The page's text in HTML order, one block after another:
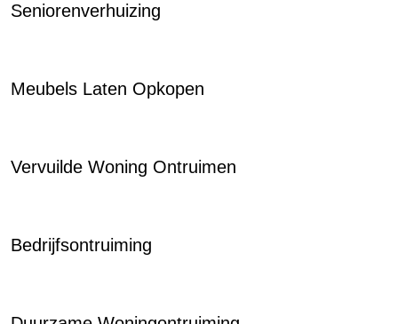
Seniorenverhuizing
Meubels Laten Opkopen
Vervuilde Woning Ontruimen
Bedrijfsontruiming